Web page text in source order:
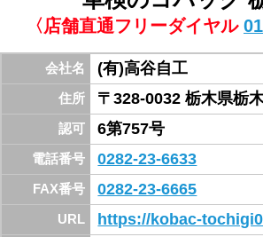
栃木市保険福祉センター入り口付近です。